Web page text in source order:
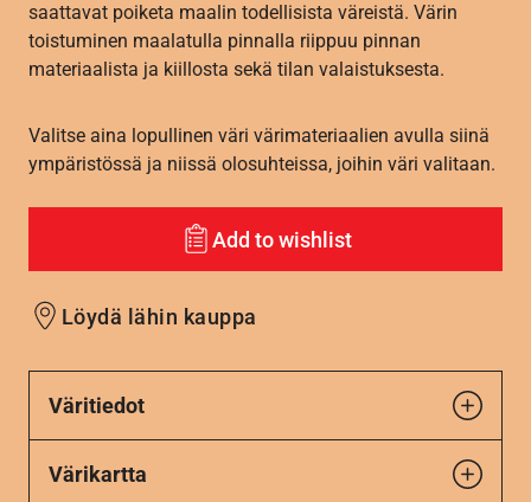
saattavat poiketa maalin todellisista väreistä. Värin
toistuminen maalatulla pinnalla riippuu pinnan
materiaalista ja kiillosta sekä tilan valaistuksesta.
Valitse aina lopullinen väri värimateriaalien avulla siinä
ympäristössä ja niissä olosuhteissa, joihin väri valitaan.
Add to wishlist
Löydä lähin kauppa
Väritiedot
Värikartta